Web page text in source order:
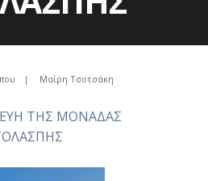
| Μαίρη Τσοτσάκη
ΤΗΣ ΜΟΝΑΔΑΣ